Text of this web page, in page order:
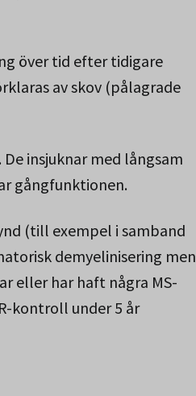
över tid efter tidigare
av skov (pålagrade
De insjuknar med långsam
gångfunktionen.
(till exempel i samband
demyelinisering men
eller har haft några MS-
kontroll under 5 år